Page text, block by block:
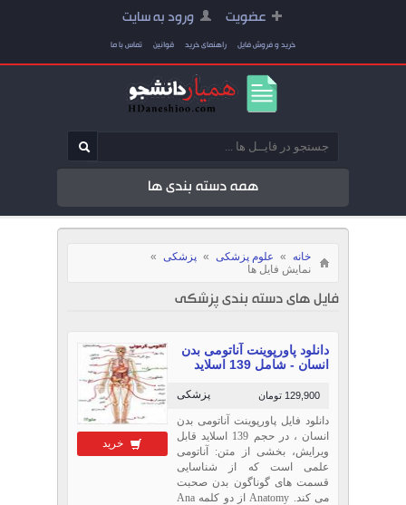
عضویت ورود به سایت
خرید و فروش فایل راهنمای خرید قوانین تماس با ما
همه دسته بندی ها
خانه » علوم پزشکی » پزشکی »
نمایش فایل ها
فایل های دسته بندی پزشکی
خرید
دانلود پاورپوینت آناتومی بدن
انسان - شامل 139 اسلاید
پزشکی 129,900 تومان
دانلود فایل پاورپوینت آناتومی بدن
انسان ، در حجم 139 اسلاید قابل
ویرایش، بخشی از متن: آناتومی
علمی است که از شناسایی
قسمت های گوناگون بدن صحبت
می کند. Anatomy از دو کلمه Ana